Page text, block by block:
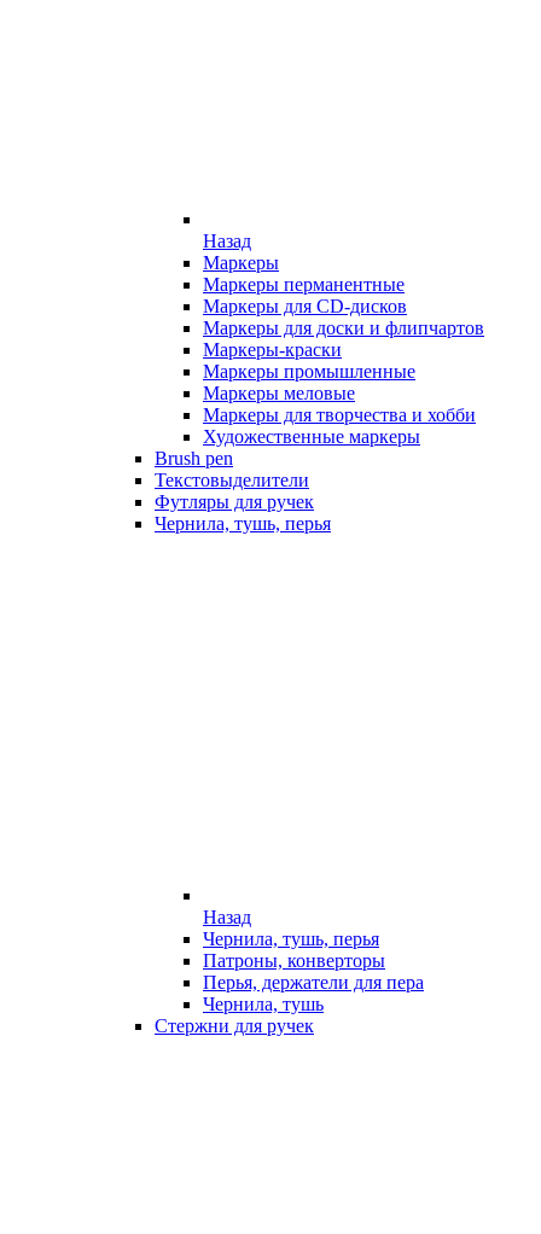
Назад
Маркеры
Маркеры перманентные
Маркеры для CD-дисков
Маркеры для доски и флипчартов
Маркеры-краски
Маркеры промышленные
Маркеры меловые
Маркеры для творчества и хобби
Художественные маркеры
Brush pen
Текстовыделители
Футляры для ручек
Чернила, тушь, перья
Назад
Чернила, тушь, перья
Патроны, конверторы
Перья, держатели для пера
Чернила, тушь
Стержни для ручек